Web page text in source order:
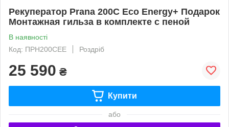
Рекуператор Prana 200C Eco Energy+ Подарок
Монтажная гильза в комплекте с пеной
В наявності
Код: ПРН200СEE
Роздріб
25 590 ₴
Купити
або